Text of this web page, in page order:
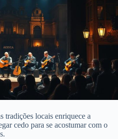
tradições locais enriquece a
cedo para se acostumar com o